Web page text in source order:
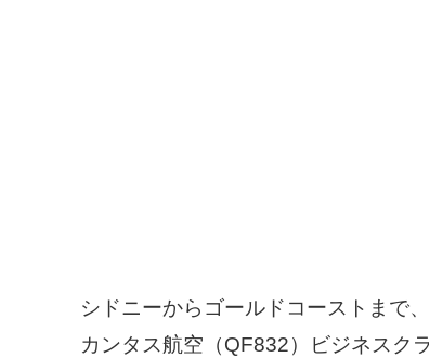
シドニーからゴールドコーストまで、
カンタス航空（QF832）ビジネスク